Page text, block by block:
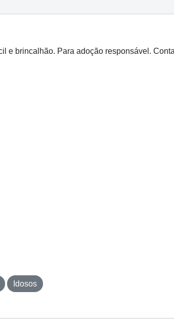
e brincalhão. Para adoção responsável.
Idosos